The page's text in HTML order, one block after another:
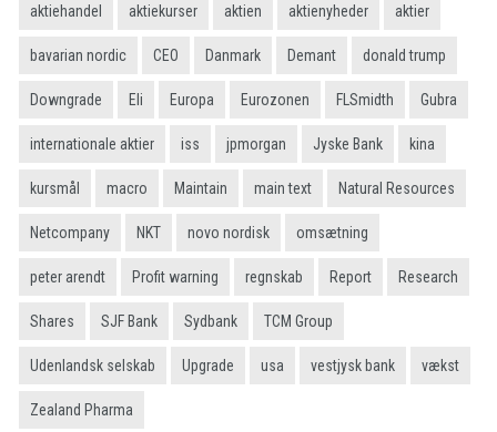
aktiehandel aktiekurser aktien aktienyheder aktier
bavarian nordic CEO Danmark Demant donald trump
Downgrade Eli Europa Eurozonen FLSmidth Gubra
internationale aktier iss jpmorgan Jyske Bank kina
kursmål macro Maintain main text Natural Resources
Netcompany NKT novo nordisk omsætning
peter arendt Profit warning regnskab Report Research
Shares SJF Bank Sydbank TCM Group
Udenlandsk selskab Upgrade usa vestjysk bank vækst
Zealand Pharma